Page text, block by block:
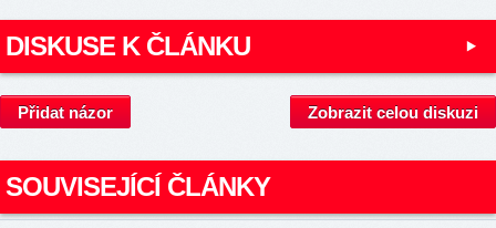
DISKUSE K ČLÁNKU
Přidat názor Zobrazit celou diskuzi
SOUVISEJÍCÍ ČLÁNKY